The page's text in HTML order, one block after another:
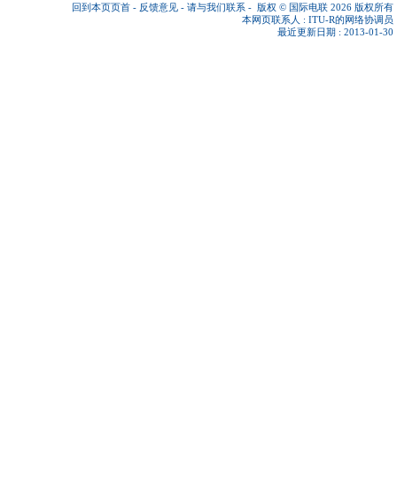
回到本页页首 - 反馈意见 - 请与我们联系 - 版权 © 国际电联 2026 版权所有
本网页联系人 : ITU-R的网络协调员
最近更新日期 : 2013-01-30